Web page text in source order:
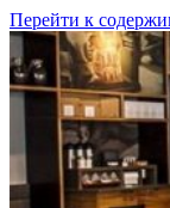
Перейти к